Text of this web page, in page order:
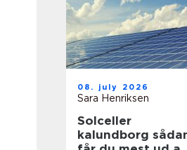
08. july 2026
Sara Henriksen
Solceller
kalundborg sådan